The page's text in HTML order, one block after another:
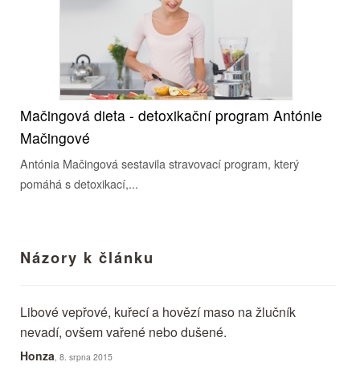
Mačingová dieta - detoxikační program Antónie
Mačingové
Antónia Mačingová sestavila stravovací program, který
pomáhá s detoxikací,...
Názory k článku
Libové vepřové, kuřecí a hovězí maso na žlučník
nevadí, ovšem vařené nebo dušené.
Honza, 8. srpna 2015